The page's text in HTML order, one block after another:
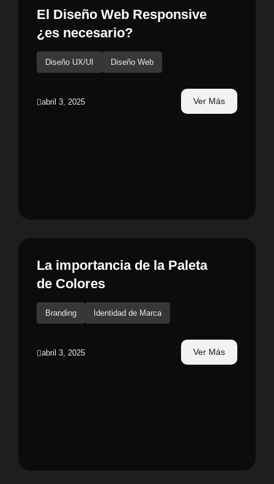
El Diseño Web Responsive
¿es necesario?
Diseño UX/UI Diseño Web
abril 3, 2025 Ver Más
La importancia de la Paleta
de Colores
Branding Identidad de Marca
abril 3, 2025 Ver Más